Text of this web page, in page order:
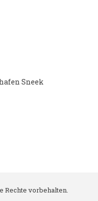
Sneek
Rechte vorbehalten.